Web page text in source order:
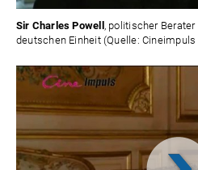
Sir Charles Powell , politischer
deutschen Einheit (Quelle: